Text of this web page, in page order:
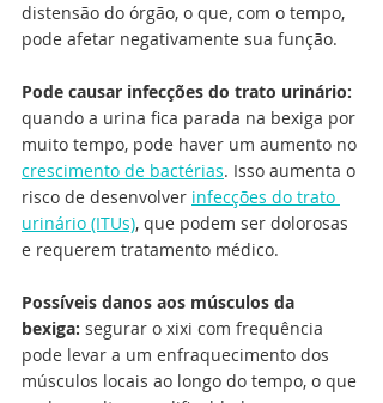
distensão do órgão, o que, com o tempo,
pode afetar negativamente sua função.
Pode causar infecções do trato urinário:
quando a urina fica parada na bexiga por
muito tempo, pode haver um aumento no
crescimento de bactérias. Isso aumenta o
risco de desenvolver infecções do trato
urinário (ITUs), que podem ser dolorosas
e requerem tratamento médico.
Possíveis danos aos músculos da
bexiga: segurar o xixi com frequência
pode levar a um enfraquecimento dos
músculos locais ao longo do tempo, o que